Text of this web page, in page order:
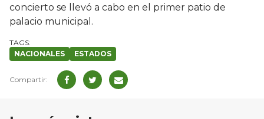
concierto se llevó a cabo en el primer patio de
palacio municipal.
NACIONALES ESTADOS